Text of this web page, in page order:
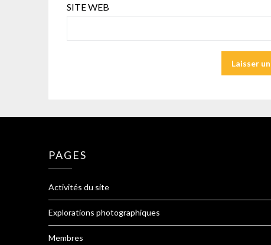
SITE WEB
PAGES
Activités du site
Explorations photographiques
Membres